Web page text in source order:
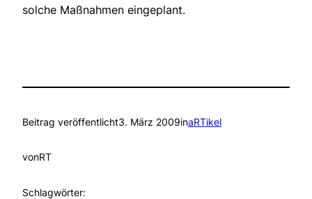
solche Maßnahmen eingeplant.
Beitrag veröffentlicht3. März 2009inaRTikel
vonRT
Schlagwörter: